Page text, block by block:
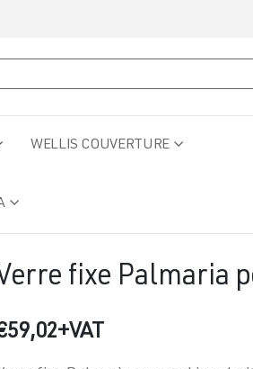
WELLIS COUVERTURE
fixe Palmaria
59,02+VAT